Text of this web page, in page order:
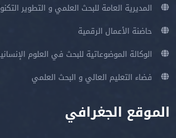
المديرية العامة للبحث العلمي و التطوير
حاضنة الأعمال الرقمية
الوكالة الموضوعاتية للبحث في العلوم
فضاء التعليم العالي و البحث العلمي
الموقع الجغرافي